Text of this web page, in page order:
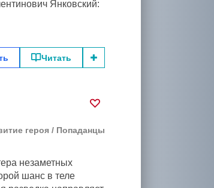
Янковский:
Читать
героя / Попаданцы
незаметных
шанс в теле